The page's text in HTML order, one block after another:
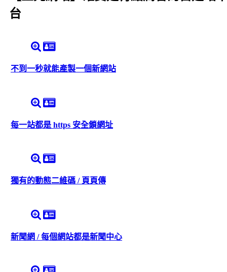
台
不到一秒就能產製一個新網站
每一站都是 https 安全鎖網址
獨有的動態二維碼 / 頁頁傳
新聞網 / 每個網站都是新聞中心